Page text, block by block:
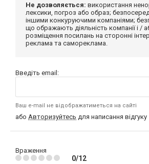
Не дозволяється: використання
лексики, погроз або образ;
іншими конкуруючими компаніями;
що ображають діяльність компанії і /
розміщення посилань на сторонні
реклама та самореклама.
Введіть email:
Ваш e-mail не відображатиметься на сайті
або Авторизуйтесь для написання відгуку
Враження
0/12